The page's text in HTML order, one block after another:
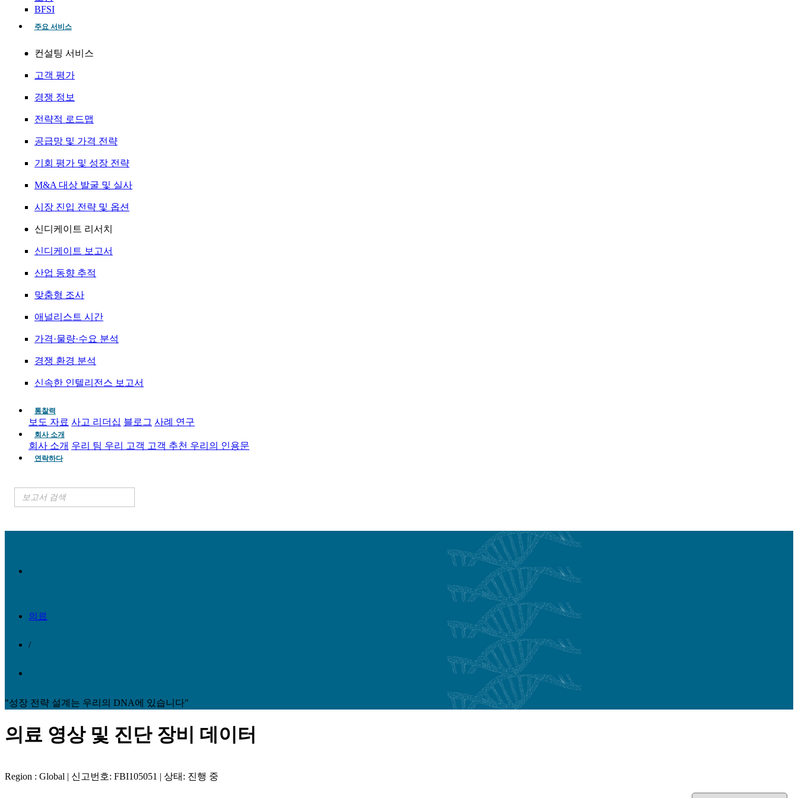
BFSI
주요 서비스
컨설팅 서비스
고객 평가
경쟁 정보
전략적 로드맵
공급망 및 가격 전략
기회 평가 및 성장 전략
M&A 대상 발굴 및 실사
시장 진입 전략 및 옵션
신디케이트 리서치
신디케이트 보고서
산업 동향 추적
맞춤형 조사
애널리스트 시간
가격·물량·수요 분석
경쟁 환경 분석
신속한 인텔리전스 보고서
통찰력
보도 자료 사고 리더십 블로그 사례 연구
회사 소개
회사 소개 우리 팀 우리 고객 고객 추천 우리의 인용문
연락하다
의료
/
"성장 전략 설계는 우리의 DNA에 있습니다"
의료 영상 및 진단 장비 데이터
Region : Global | 신고번호: FBI105051 | 상태: 진행 중